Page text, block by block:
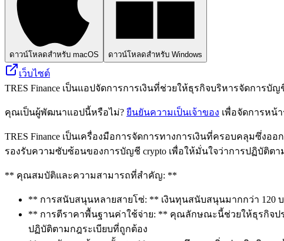
ดาวน์โหลดสำหรับ macOS ดาวน์โหลดสำหรับ Windows
เว็บไซต์
TRES Finance เป็นแอปจัดการการเงินที่ช่วยให้ธุรกิจบริหารจัดการ
คุณเป็นผู้พัฒนาแอปนี้หรือไม่? ยืนยันความเป็นเจ้าของ เพื่อจัดการหน้
TRES Finance เป็นเครื่องมือการจัดการทางการเงินที่ครอบคลุม
รองรับความซับซ้อนของการบัญชี crypto เพื่อให้มั่นใจว่าการปฏิบัติตา
** คุณสมบัติและความสามารถที่สำคัญ: **
** การสนับสนุนหลายสายโซ่: ** เงินทุนสนับสนุนมากกว่า 120
** การตีราคาพื้นฐานค่าใช้จ่าย: ** คุณลักษณะนี้ช่วยให้ธุรกิจปร
ปฏิบัติตามกฎระเบียบที่ถูกต้อง